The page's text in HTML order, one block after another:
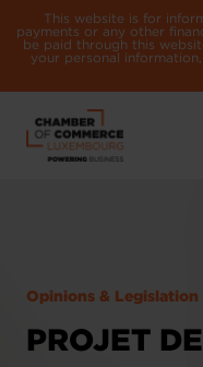
This website is for
payments or any other
be paid through this
your personal
Opinions & Legislation
PROJET